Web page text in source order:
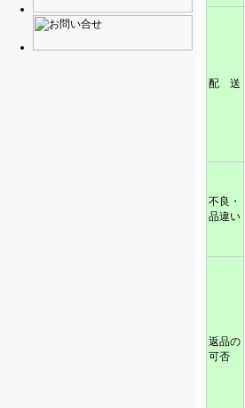
配 送
不良・
品違い
返品の
可否